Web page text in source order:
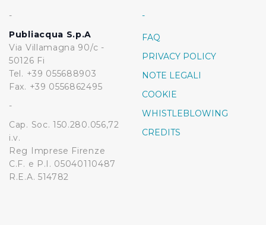
-
Publiacqua S.p.A
Via Villamagna 90/c -
50126 Fi
Tel. +39 055688903
Fax. +39 0556862495
-
Cap. Soc. 150.280.056,72
i.v.
Reg Imprese Firenze
C.F. e P.I. 05040110487
R.E.A. 514782
-
FAQ
PRIVACY POLICY
NOTE LEGALI
COOKIE
WHISTLEBLOWING
CREDITS